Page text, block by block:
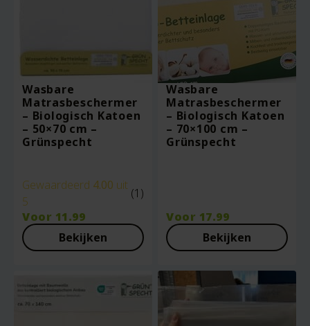
Wasbare
Matrasbeschermer
– Biologisch Katoen
– 50×70 cm –
Grünspecht
Gewaardeerd 4.00 uit
5
(1)
Voor 11.99
Bekijken
Wasbare
Matrasbeschermer
– Biologisch Katoen
– 70×100 cm –
Grünspecht
Voor 17.99
Bekijken